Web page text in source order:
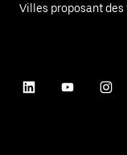
Villes proposant des